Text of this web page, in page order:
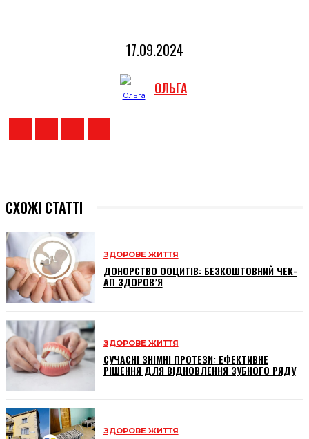
17.09.2024
ОЛЬГА
СХОЖІ СТАТТІ
ЗДОРОВЕ ЖИТТЯ
ДОНОРСТВО ООЦИТІВ: БЕЗКОШТОВНИЙ ЧЕК-
АП ЗДОРОВ’Я
ЗДОРОВЕ ЖИТТЯ
СУЧАСНІ ЗНІМНІ ПРОТЕЗИ: ЕФЕКТИВНЕ
РІШЕННЯ ДЛЯ ВІДНОВЛЕННЯ ЗУБНОГО РЯДУ
ЗДОРОВЕ ЖИТТЯ